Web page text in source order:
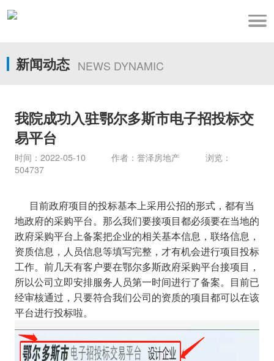
新闻动态 NEWS DYNAMIC
我院成功入驻鄂尔多斯市电子招投标交
易平台
时间：2022-05-10 作者：誉泽房地产 浏览：
504737
目前政府项目的投标基本上采用公招的形式，都有当
地政府的采购平台。那么我们要接项目都必须要在当地的
政府采购平台上备案把企业的相关基本信息，联络信息，
资质信息，人员信息等填写完整，才有机会进行项目投标
工作。前几天有客户要在鄂尔多斯政府采购平台接项目，
所以公司立即安排服务人员第一时间进行了备案。目前已
经审核通过，只要符合我们公司的资质的项目都可以在该
平台进行投标啦。